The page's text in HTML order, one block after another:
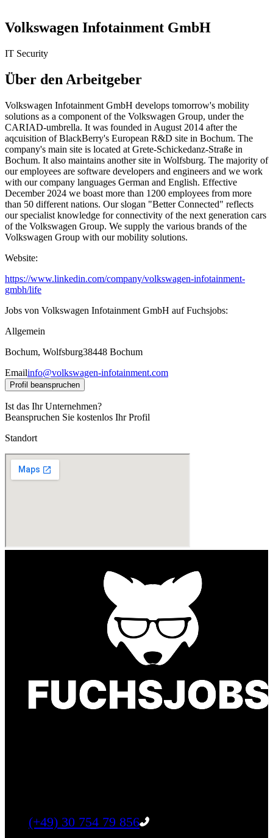
Volkswagen Infotainment GmbH
IT Security
Über den Arbeitgeber
Volkswagen Infotainment GmbH develops tomorrow's mobility
solutions as a component of the Volkswagen Group, under the
CARIAD-umbrella. It was founded in August 2014 after the
aqcuisition of BlackBerry's European R&D site in Bochum. The
company's main site is located at Grete-Schickedanz-Straße in
Bochum. It also maintains another site in Wolfsburg. The majority of
our employees are software developers and engineers and we work
with our company languages German and English. Effective
December 2024 we boast more than 1200 employees from more
than 50 different nations. Our slogan "Better Connected"​ reflects
our specialist knowledge for connectivity of the next generation cars
of the Volkswagen Group. We supply the various brands of the
Volkswagen Group with our mobility solutions.
Website:
https://www.linkedin.com/company/volkswagen-infotainment-
gmbh/life
Jobs von Volkswagen Infotainment GmbH auf Fuchsjobs:
Allgemein
Bochum, Wolfsburg38448 Bochum
Emailinfo@volkswagen-infotainment.com
Profil beanspruchen
Ist das Ihr Unternehmen?
Beanspruchen Sie kostenlos Ihr Profil
Standort
(+49) 30 754 79 856